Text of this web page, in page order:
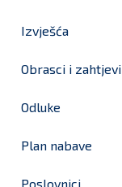
Izvješća
Obrasci i zahtjevi
Odluke
Plan nabave
Poslovnici